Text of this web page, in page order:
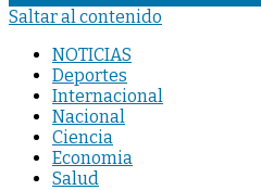
Saltar al contenido
NOTICIAS
Deportes
Internacional
Nacional
Ciencia
Economia
Salud